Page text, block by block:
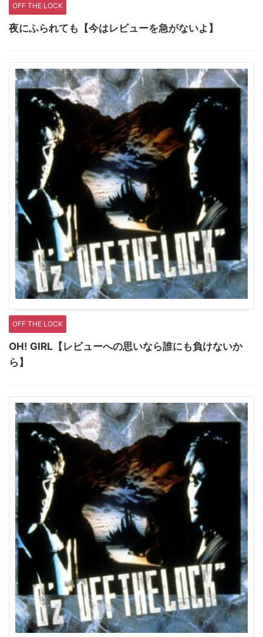
OFF THE LOCK
夜にふられても【今はレビューを急がないよ】
OFF THE LOCK
OH! GIRL【レビューへの思いなら誰にも負けないか
ら】